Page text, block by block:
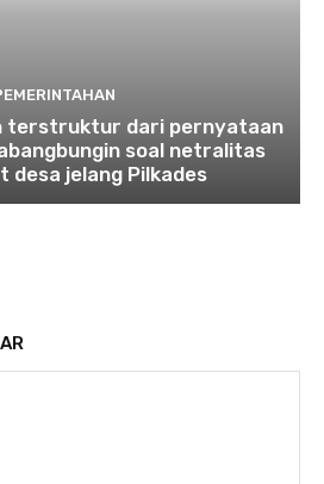
terstruktur dari pernyataan
soal netralitas
desa jelang Pilkades